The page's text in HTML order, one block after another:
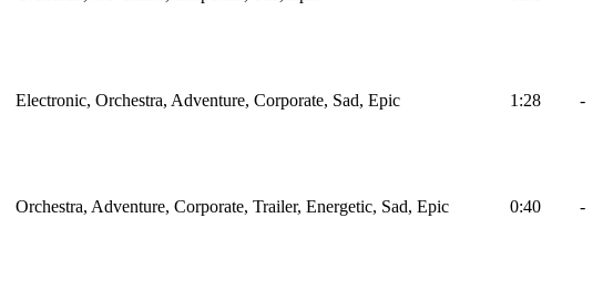
Electronic, Orchestra, Adventure, Corporate, Sad, Epic 1:28 -
Orchestra, Adventure, Corporate, Trailer, Energetic, Sad, Epic 0:40 -